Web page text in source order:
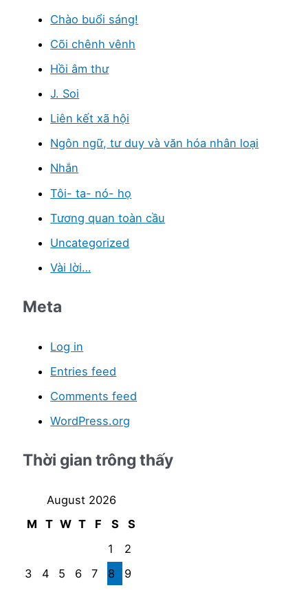
Chào buổi sáng!
Cõi chênh vênh
Hồi âm thư
J. Soi
Liên kết xã hội
Ngôn ngữ, tư duy và văn hóa nhân loại
Nhắn
Tôi- ta- nó- họ
Tương quan toàn cầu
Uncategorized
Vài lời…
Meta
Log in
Entries feed
Comments feed
WordPress.org
Thời gian trông thấy
August 2026
M
T W T F S
S
1
2
3
4 5 6 7 8
9